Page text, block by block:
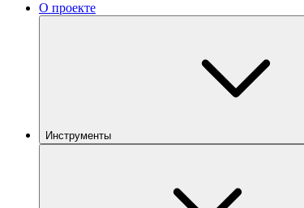
О проекте
Инструменты